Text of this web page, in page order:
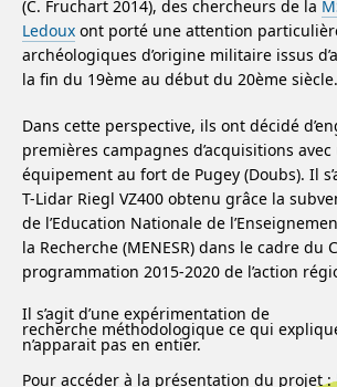
(C. Fruchart 2014), des chercheurs de la
Ledoux ont porté une attention
archéologiques d’origine militaire issus
la fin du 19ème au début du 20ème siècle.
Dans cette perspective, ils ont décidé
premières campagnes d’acquisitions
équipement au fort de Pugey (Doubs). Il
T-Lidar Riegl VZ400 obtenu grâce la
de l’Education Nationale de
la Recherche (MENESR) dans le cadre du
programmation 2015-2020 de l’action
Il s’agit d’une expérimentation de
recherche méthodologique ce qui
n’apparait pas en entier.
Pour accéder à la présentation du projet :